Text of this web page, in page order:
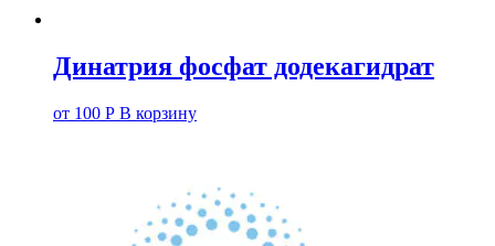
Динатрия фосфат додекагидрат
от 100 Р В корзину